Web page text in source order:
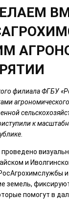
филиала ФГБУ
к
и
земель,
помогут в